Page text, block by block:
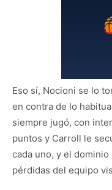
Eso sí, Nocioni se lo
en contra de lo
siempre jugó, con
puntos y Carroll le
cada uno, y el
pérdidas del equipo